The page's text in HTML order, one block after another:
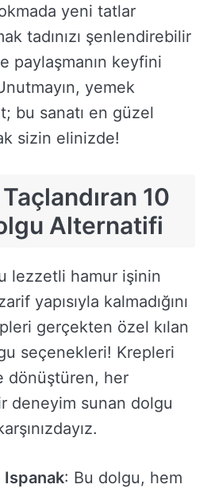
yeni tatlar
tadınızı şenlendirebilir
paylaşmanın keyfini
yemek
bu sanatı en güzel
sizin elinizde!
10
Alternatifi
lezzetli hamur işinin
yapısıyla kalmadığını
gerçekten özel kılan
seçenekleri! Krepleri
dönüştüren, her
deneyim sunan dolgu
Ispanak: Bu dolgu, hem